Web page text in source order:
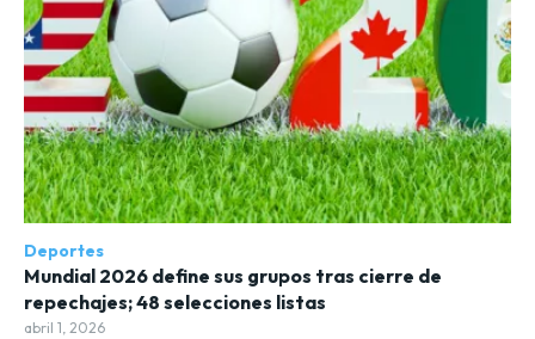
Deportes
Mundial 2026 define sus grupos tras cierre de
repechajes; 48 selecciones listas
abril 1, 2026